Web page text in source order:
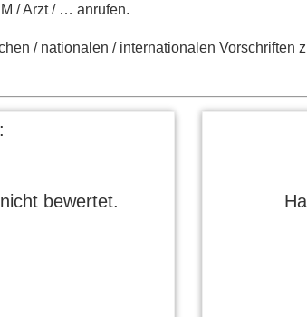
/ Arzt / … anrufen.
/ nationalen / internationalen Vorschriften
bewertet.